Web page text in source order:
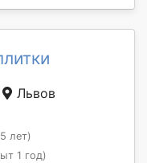
Львов
лет)
1 год)